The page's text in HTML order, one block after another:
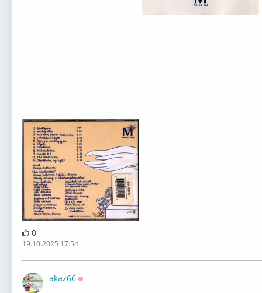
ABBA ~ (2001) Björn Ulvaeus
0
19.10.2025 17:54
akaz66